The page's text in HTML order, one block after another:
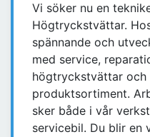
Vi söker nu en
Högtryckstvättar.
spännande och
med service,
högtryckstvättar och
produktsortiment.
sker både i vår
servicebil. Du blir en